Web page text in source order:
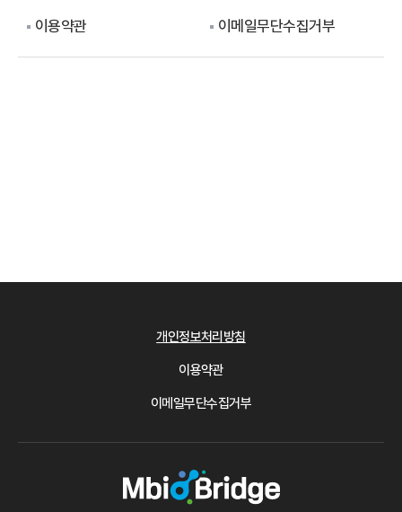
이용약관 이메일무단수집거부
개인정보처리방침
이용약관
이메일무단수집거부